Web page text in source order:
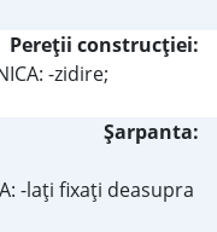
Pereţii construcţiei:
-zidire;
Şarpanta:
-laţi fixaţi deasupra